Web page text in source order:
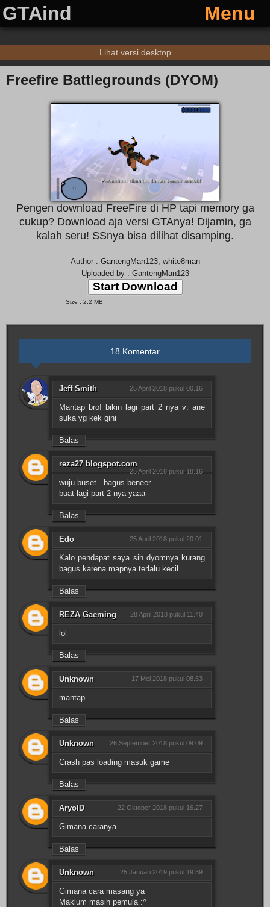
GTAind Menu
Lihat versi desktop
Freefire Battlegrounds (DYOM)
Pengen download FreeFire di HP tapi memory ga
cukup? Download aja versi GTAnya! Dijamin, ga
kalah seru! SSnya bisa dilihat disamping.
Author : GantengMan123, white8man
Uploaded by : GantengMan123
Start Download
Size : 2.2 MB
18 Komentar
Jeff Smith 25 April 2018 pukul 00.16
Mantap bro! bikin lagi part 2 nya v: ane
suka yg kek gini
Balas
reza27 blogspot.com
25 April 2018 pukul 18.16
wuju buset . bagus beneer....
buat lagi part 2 nya yaaa
Balas
Edo 25 April 2018 pukul 20.01
Kalo pendapat saya sih dyomnya kurang
bagus karena mapnya terlalu kecil
Balas
REZA Gaeming 28 April 2018 pukul 11.40
lol
Balas
Unknown 17 Mei 2018 pukul 08.53
mantap
Balas
Unknown 26 September 2018 pukul 09.09
Crash pas loading masuk game
Balas
AryoID 22 Oktober 2018 pukul 16.27
Gimana caranya
Balas
Unknown 25 Januari 2019 pukul 19.39
Gimana cara masang ya
Maklum masih pemula :^